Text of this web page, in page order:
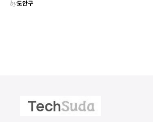
by도안구